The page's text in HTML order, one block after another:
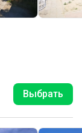
Выбрать